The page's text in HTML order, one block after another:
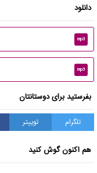
دانلود
mp3
mp3
بفرستید برای دوستانتان
تلگرام توییتر
هم اکنون گوش کنید